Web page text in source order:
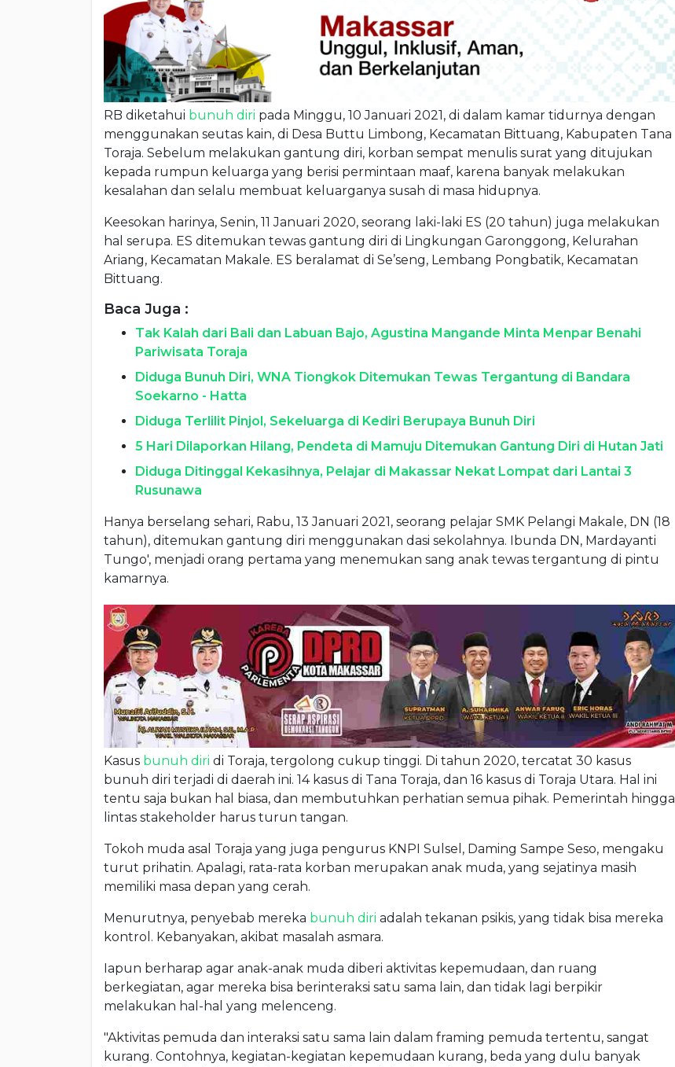
RB diketahui bunuh diri pada Minggu, 10 Januari 2021, di dalam kamar tidurnya dengan
menggunakan seutas kain, di Desa Buttu Limbong, Kecamatan Bittuang, Kabupaten Tana
Toraja. Sebelum melakukan gantung diri, korban sempat menulis surat yang ditujukan
kepada rumpun keluarga yang berisi permintaan maaf, karena banyak melakukan
kesalahan dan selalu membuat keluarganya susah di masa hidupnya.
Keesokan harinya, Senin, 11 Januari 2020, seorang laki-laki ES (20 tahun) juga melakukan
hal serupa. ES ditemukan tewas gantung diri di Lingkungan Garonggong, Kelurahan
Ariang, Kecamatan Makale. ES beralamat di Se’seng, Lembang Pongbatik, Kecamatan
Bittuang.
Baca Juga :
Tak Kalah dari Bali dan Labuan Bajo, Agustina Mangande Minta Menpar Benahi
Pariwisata Toraja
Diduga Bunuh Diri, WNA Tiongkok Ditemukan Tewas Tergantung di Bandara
Soekarno - Hatta
Diduga Terlilit Pinjol, Sekeluarga di Kediri Berupaya Bunuh Diri
5 Hari Dilaporkan Hilang, Pendeta di Mamuju Ditemukan Gantung Diri di Hutan Jati
Diduga Ditinggal Kekasihnya, Pelajar di Makassar Nekat Lompat dari Lantai 3
Rusunawa
Hanya berselang sehari, Rabu, 13 Januari 2021, seorang pelajar SMK Pelangi Makale, DN (18
tahun), ditemukan gantung diri menggunakan dasi sekolahnya. Ibunda DN, Mardayanti
Tungo', menjadi orang pertama yang menemukan sang anak tewas tergantung di pintu
kamarnya.
Kasus bunuh diri di Toraja, tergolong cukup tinggi. Di tahun 2020, tercatat 30 kasus
bunuh diri terjadi di daerah ini. 14 kasus di Tana Toraja, dan 16 kasus di Toraja Utara. Hal ini
tentu saja bukan hal biasa, dan membutuhkan perhatian semua pihak. Pemerintah hingga
lintas stakeholder harus turun tangan.
Tokoh muda asal Toraja yang juga pengurus KNPI Sulsel, Daming Sampe Seso, mengaku
turut prihatin. Apalagi, rata-rata korban merupakan anak muda, yang sejatinya masih
memiliki masa depan yang cerah.
Menurutnya, penyebab mereka bunuh diri adalah tekanan psikis, yang tidak bisa mereka
kontrol. Kebanyakan, akibat masalah asmara.
Iapun berharap agar anak-anak muda diberi aktivitas kepemudaan, dan ruang
berkegiatan, agar mereka bisa berinteraksi satu sama lain, dan tidak lagi berpikir
melakukan hal-hal yang melenceng.
"Aktivitas pemuda dan interaksi satu sama lain dalam framing pemuda tertentu, sangat
kurang. Contohnya, kegiatan-kegiatan kepemudaan kurang, beda yang dulu banyak